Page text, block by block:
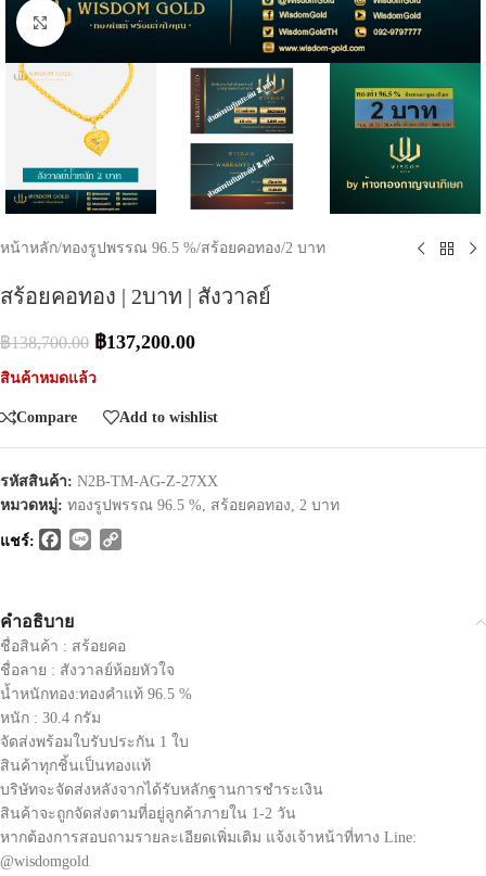
Click to enlarge
หน้าหลัก/ทองรูปพรรณ 96.5 %/สร้อยคอทอง/2 บาท
สร้อยคอทอง | 2บาท | สังวาลย์
฿138,700.00 ฿137,200.00
สินค้าหมดแล้ว
Compare Add to wishlist
รหัสสินค้า: N2B-TM-AG-Z-27XX
หมวดหมู่: ทองรูปพรรณ 96.5 %, สร้อยคอทอง, 2 บาท
แชร์: Facebook
Line
คำอธิบาย
ชื่อสินค้า : สร้อยคอ
ชื่อลาย : สังวาลย์ห้อยหัวใจ
น้ำหนักทอง:ทองคำแท้ 96.5 %
หนัก : 30.4 กรัม
จัดส่งพร้อมใบรับประกัน 1 ใบ
สินค้าทุกชิ้นเป็นทองแท้
บริษัทจะจัดส่งหลังจากได้รับหลักฐานการชำระเงิน
สินค้าจะถูกจัดส่งตามที่อยู่ลูกค้าภายใน 1-2 วัน
หากต้องการสอบถามรายละเอียดเพิ่มเติม แจ้งเจ้าหน้าที่ทาง Line:
@wisdomgold